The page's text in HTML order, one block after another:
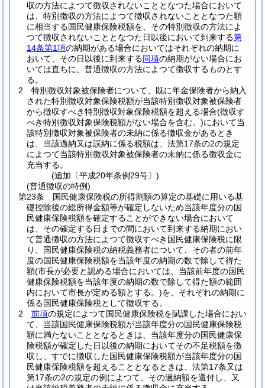
収の方法によつて徴収されないこととなつた場合において
は、特別徴収の方法によつて徴収されないこととなつた額
に相当する国民健康保険税額を、その特別徴収の方法によ
つて徴収されないこととなつた日以後において到来する第
14条第1項の納期がある場合においてはそれぞれの納期に
おいて、その日以後に到来する同項の納期がない場合にお
いては直ちに、普通徴収の方法によつて徴収するものとす
る。
2
特別徴収対象被保険者について、既に年金保険者から納入
された特別徴収対象保険税額が当該特別徴収対象被保険者
から徴収すべき特別徴収対象保険税額を超える場合(徴収す
べき特別徴収対象保険税額がない場合を含む。)において当
該特別徴収対象被保険者の未納に係る徴収金があるとき
は、当該過納又は誤納に係る税額は、法第17条の2の規定
によつて当該特別徴収対象被保険者の未納に係る徴収金に
充当する。
(追加〔平成20年条例29号〕)
(普通徴収の特例)
第23条
国民健康保険税の所得割額の算定の基礎に用いる基
礎控除後の総所得金額等が確定しないため当該年度分の国
民健康保険税額を確定することができない場合において
は、その確定する日までの間において到来する納期におい
て普通徴収の方法によつて徴収すべき国民健康保険税に限
り、国民健康保険税の納税義務者について、その者の前年
度の国民健康保険税額を当該年度の納期の数で除して得た
額(市長が必要と認める場合においては、当該前年度の国民
健康保険税額を当該年度の納期の数で除して得た額の範囲
内において市長が定める額とする。)を、それぞれの納期に
係る国民健康保険税として徴収する。
2
前項の規定によつて国民健康保険税を賦課した場合におい
て、当該国民健康保険税額が当該年度分の国民健康保険税
額に満たないこととなるときは、当該年度分の国民健康保
険税額が確定した日以後の納期においてその不足税額を徴
収し、すでに徴収した国民健康保険税額が当該年度分の国
民健康保険税額を超えることとなるときは、法第17条又は
第17条の2の規定の例によつて、その過納額を還付し、又